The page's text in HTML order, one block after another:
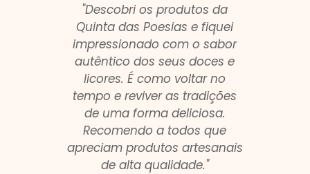
"Descobri os produtos da
Quinta das Poesias e fiquei
impressionado com o sabor
autêntico dos seus doces e
licores. É como voltar no
tempo e reviver as tradições
de uma forma deliciosa.
Recomendo a todos que
apreciam produtos artesanais
de alta qualidade."